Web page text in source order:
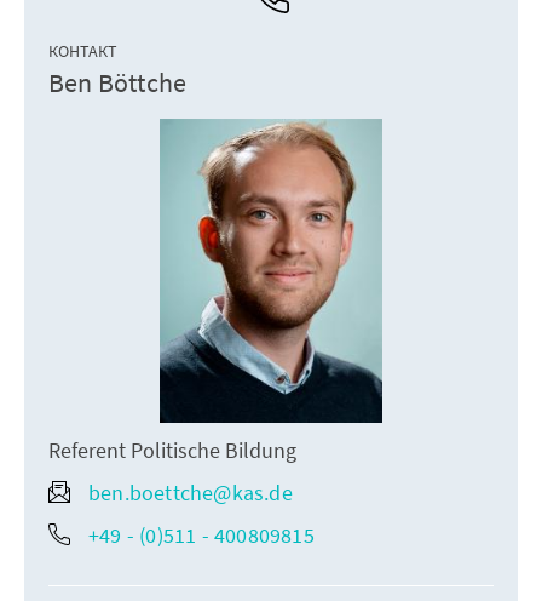
КОНТАКТ
Ben Böttche
Referent Politische Bildung
ben.boettche@kas.de
+49 - (0)511 - 400809815